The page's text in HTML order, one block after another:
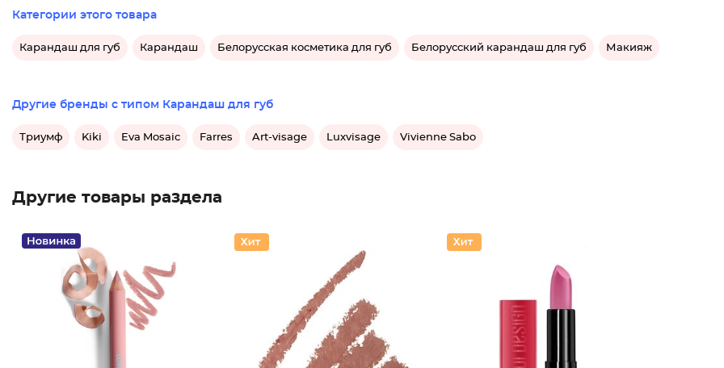
Категории этого товара
Карандаш для губ Карандаш Белорусская косметика для губ Белорусский карандаш для губ Макияж
Другие бренды с типом Карандаш для губ
Триумф Kiki Eva Mosaic Farres Art-visage Luxvisage Vivienne Sabo
Другие товары раздела